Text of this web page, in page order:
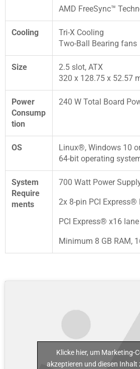
AMD FreeSync™
Cooling
Tri-X Cooling
Two-Ball Bearing fans
Size
2.5 slot, ATX
320 x 128.75 x 52.57
Power
Consump
tion
240 W Total Board
OS
Linux®, Windows 10
64-bit operating
System
Require
ments
700 Watt Power
2x 8-pin PCI Express®
PCI Express® x16
Minimum 8 GB RAM,
Klicke hier, um Marketing-
akzeptieren und diesen Inhalt